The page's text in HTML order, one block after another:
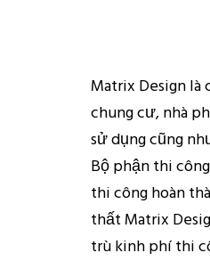
Matrix Design
chung cư, nhà
sử dụng cũng
Bộ phận thi
thi công hoàn
thất Matrix
trù kinh phí thi